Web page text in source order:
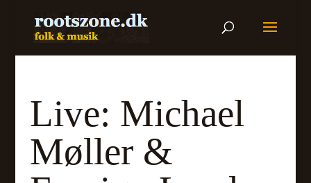
Live: Michael
Møller &